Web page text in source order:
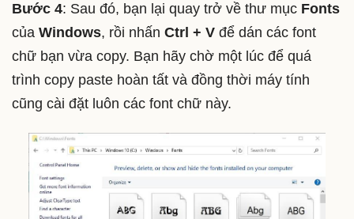
Bước 4: Sau đó, bạn lại quay trở về thư mục Fonts
của Windows, rồi nhấn Ctrl + V để dán các font
chữ bạn vừa copy. Bạn hãy chờ một lúc để quá
trình copy paste hoàn tất và đồng thời máy tính
cũng cài đặt luôn các font chữ này.